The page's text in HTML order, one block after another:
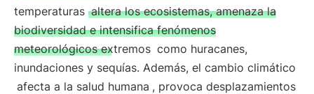
temperaturas altera los ecosistemas, amenaza la
biodiversidad e intensifica fenómenos
meteorológicos extremos como huracanes,
inundaciones y sequías. Además, el cambio climático
afecta a la salud humana , provoca desplazamientos